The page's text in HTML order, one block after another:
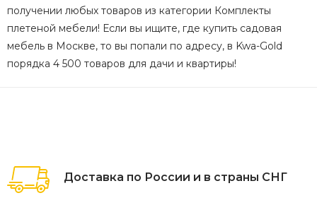
получении любых товаров из категории Комплекты
плетеной мебели! Если вы ищите, где купить садовая
мебель в Москве, то вы попали по адресу, в Kwa-Gold
порядка 4 500 товаров для дачи и квартиры!
Доставка по России и в страны СНГ